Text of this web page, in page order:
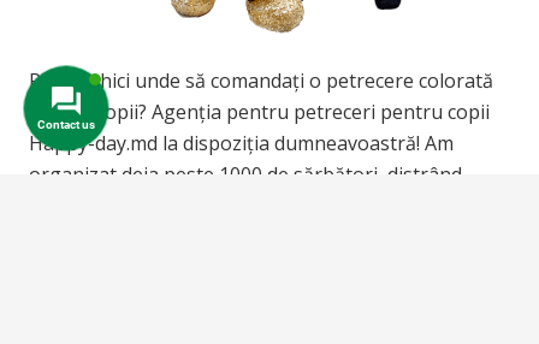
Puteți ghici unde să comandați o petrecere colorată
pentru copii? Agenția pentru petreceri pentru copii
Happy-day.md la dispoziția dumneavoastră! Am
organizat deja peste 1000 de sărbători, distrând
Contact us